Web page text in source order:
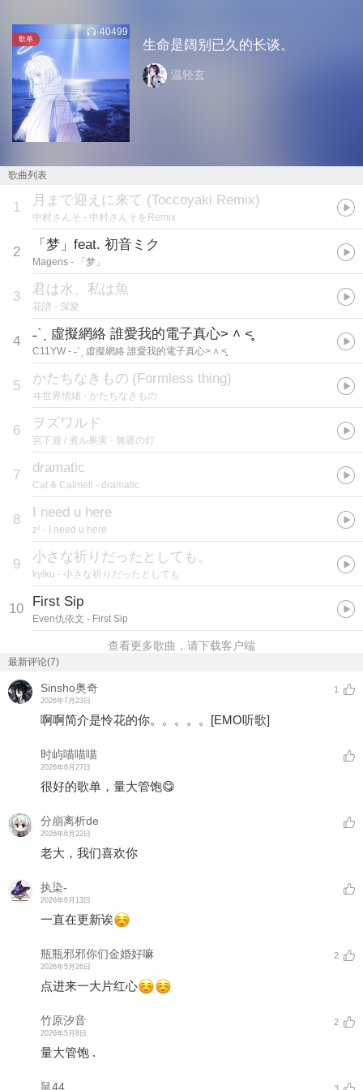
歌单
40499
生命是阔别已久的长谈。
温轻玄
歌曲列表
1 月まで迎えに来て (Toccoyaki Remix)
中村さんそ - 中村さんそをRemix
2 「梦」feat. 初音ミク
Magens - 「梦」
3 君は水、私は魚
花譜 - 深愛
4 ˗ˋˏ 虛擬網絡 誰愛我的電子真心˃ ˄ ˂̥̥
C11YW - ˗ˋˏ 虛擬網絡 誰愛我的電子真心˃ ˄ ˂̥̥
5 かたちなきもの (Formless thing)
ヰ世界情緒 - かたちなきもの
6 ヲズワルド
宮下遊 / 煮ル果実 - 無疆の灯
7 dramatic
Cat & Calmell - dramatic
8 I need u here
z² - I need u here
9 小さな祈りだったとしても。
kyiku - 小さな祈りだったとしても
10 First Sip
Even仇依文 - First Sip
查看更多歌曲，请下载客户端
最新评论(7)
Sinsho奥奇
2026年7月23日
1
啊啊简介是怜花的你。。。。。 [EMO听歌]
时屿喵喵喵
2026年6月27日
很好的歌单，量大管饱😋
分崩离析de
2026年6月22日
老大，我们喜欢你
执染-
2026年6月13日
一直在更新诶
瓶瓶邪邪你们金婚好嘛
2026年5月26日
2
点进来一大片红心
竹原汐音
2026年5月8日
2
量大管饱 .
鼠44